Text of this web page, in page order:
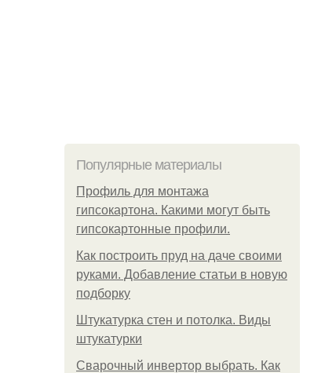
Популярные материалы
Профиль для монтажа
гипсокартона. Какими могут быть
гипсокартонные профили.
Как построить пруд на даче своими
руками. Добавление статьи в новую
подборку
Штукатурка стен и потолка. Виды
штукатурки
Сварочный инвертор выбрать. Как